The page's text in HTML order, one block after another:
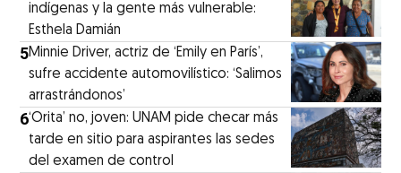
indígenas y la gente más vulnerable:
Esthela Damián
5Minnie Driver, actriz de ‘Emily en París’,
sufre accidente automovilístico: ‘Salimos
arrastrándonos’
6‘Orita’ no, joven: UNAM pide checar más
tarde en sitio para aspirantes las sedes
del examen de control